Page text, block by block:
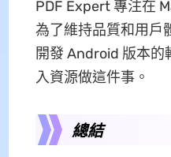
PDF Expert 專注在
為了維持品質和用戶
開發 Android 版本的
入資源做這件事。
總結